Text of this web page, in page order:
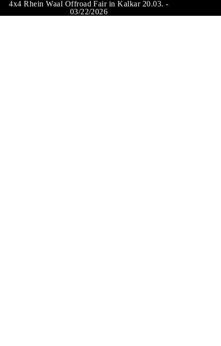
4x4 Rhein Waal Offroad Fair in Kalkar 20.03. -
03/22/2026